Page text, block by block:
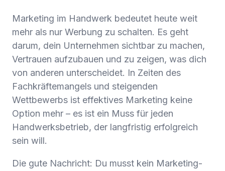
Marketing im Handwerk bedeutet heute weit
mehr als nur Werbung zu schalten. Es geht
darum, dein Unternehmen sichtbar zu machen,
Vertrauen aufzubauen und zu zeigen, was dich
von anderen unterscheidet. In Zeiten des
Fachkräftemangels und steigenden
Wettbewerbs ist effektives Marketing keine
Option mehr – es ist ein Muss für jeden
Handwerksbetrieb, der langfristig erfolgreich
sein will.
Die gute Nachricht: Du musst kein Marketing-